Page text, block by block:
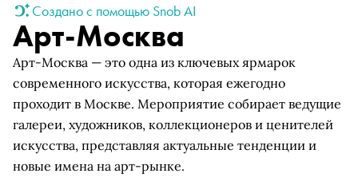
Создано с помощью Snob AI
Арт-Москва
Арт-Москва — это одна из ключевых ярмарок
современного искусства, которая ежегодно
проходит в Москве. Мероприятие собирает ведущие
галереи, художников, коллекционеров и ценителей
искусства, представляя актуальные тенденции и
новые имена на арт-рынке.